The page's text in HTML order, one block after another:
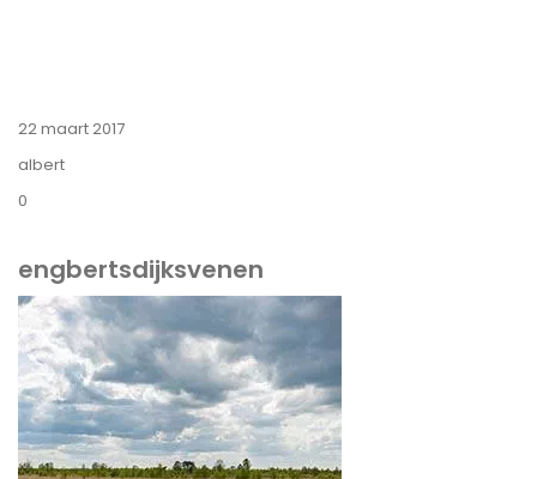
22 maart 2017
albert
0
engbertsdijksvenen